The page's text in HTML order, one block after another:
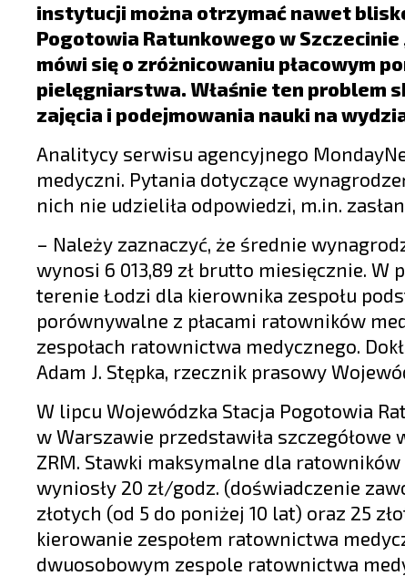
instytucji można otrzymać nawet
Pogotowia Ratunkowego w
mówi się o zróżnicowaniu płacowym
pielęgniarstwa. Właśnie ten problem
zajęcia i podejmowania nauki na
Analitycy serwisu agencyjnego
medyczni. Pytania dotyczące
nich nie udzieliła odpowiedzi, m.in.
– Należy zaznaczyć, że średnie
wynosi 6 013,89 zł brutto miesięcznie.
terenie Łodzi dla kierownika zespołu
porównywalne z płacami ratowników
zespołach ratownictwa medycznego.
Adam J. Stępka, rzecznik prasowy
W lipcu Wojewódzka Stacja Pogotowia
w Warszawie przedstawiła
ZRM. Stawki maksymalne dla
wyniosły 20 zł/godz. (doświadczenie
złotych (od 5 do poniżej 10 lat) oraz 25
kierowanie zespołem ratownictwa
dwuosobowym zespole ratownictwa